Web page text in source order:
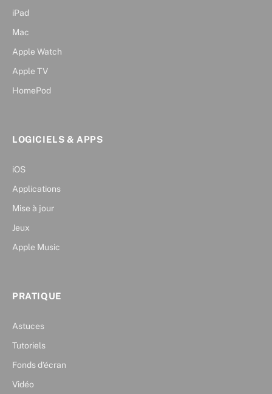
iPad
Mac
Apple Watch
Apple TV
HomePod
LOGICIELS & APPS
iOS
Applications
Mise à jour
Jeux
Apple Music
PRATIQUE
Astuces
Tutoriels
Fonds d’écran
Vidéo